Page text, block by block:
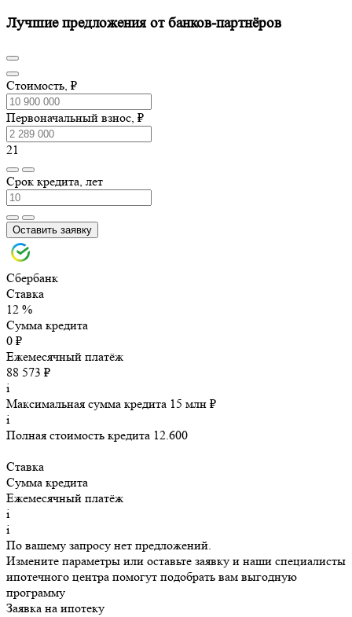
Лучшие предложения от банков-партнёров
Стоимость, ₽
Первоначальный взнос, ₽
21
Срок кредита, лет
Оставить заявку
Сбербанк
Ставка
12 %
Сумма кредита
0 ₽
Ежемесячный платёж
88 573 ₽
i
Максимальная сумма кредита 15 млн ₽
i
Полная стоимость кредита 12.600
Ставка
Сумма кредита
Ежемесячный платёж
i
i
По вашему запросу нет предложений.
Измените параметры или оставьте заявку и наши специалисты
ипотечного центра помогут подобрать вам выгодную
программу
Заявка на ипотеку